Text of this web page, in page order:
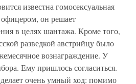
известна гомосексуальная
он решает
в целях шантажа. Кроме того,
разведкой австрийцу было
вознаграждение. У
Ему пришлось согласиться.
очень умный ход: помимо